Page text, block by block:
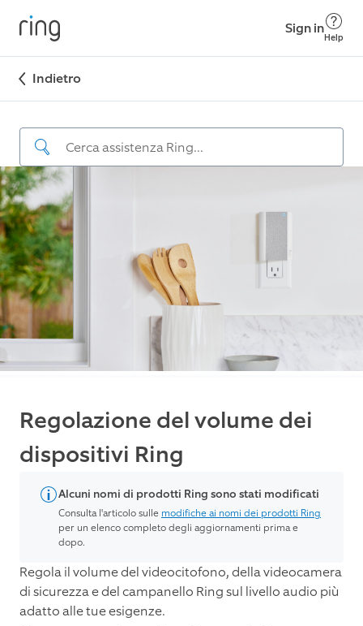
Sign in
Help
Indietro
Regolazione del volume dei
dispositivi Ring
Alcuni nomi di prodotti Ring sono stati modificati
Consulta l'articolo sulle modifiche ai nomi dei prodotti Ring
per un elenco completo degli aggiornamenti prima e
dopo.
Regola il volume del videocitofono, della videocamera
di sicurezza e del campanello Ring sul livello audio più
adatto alle tue esigenze.